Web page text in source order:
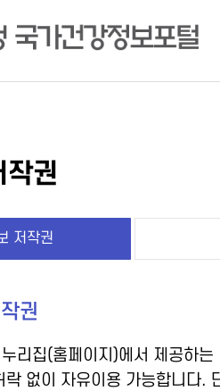
작권
저작권
권
리집(홈페이지)에서 제공하
락 없이 자유이용 가능합니다.